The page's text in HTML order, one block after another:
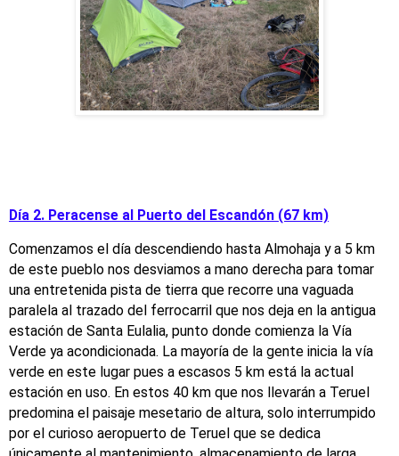
Día 2. Peracense al Puerto del Escandón (67 km)
Comenzamos el día descendiendo hasta Almohaja y a 5 km
de este pueblo nos desviamos a mano derecha para tomar
una entretenida pista de tierra que recorre una vaguada
paralela al trazado del ferrocarril que nos deja en la antigua
estación de Santa Eulalia, punto donde comienza la Vía
Verde ya acondicionada. La mayoría de la gente inicia la vía
verde en este lugar pues a escasos 5 km está la actual
estación en uso. En estos 40 km que nos llevarán a Teruel
predomina el paisaje mesetario de altura, solo interrumpido
por el curioso aeropuerto de Teruel que se dedica